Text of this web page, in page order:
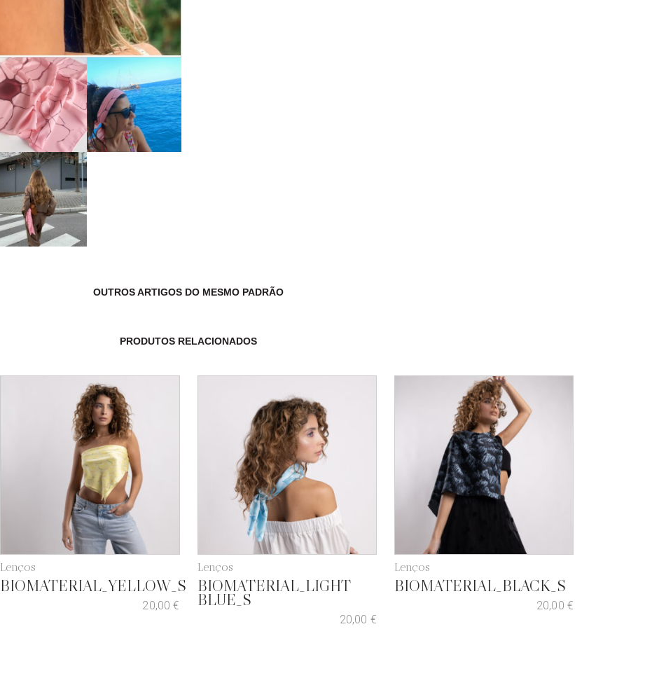
OUTROS ARTIGOS DO MESMO PADRÃO
PRODUTOS RELACIONADOS
Lenços
BIOMATERIAL_YELLOW_S
20,00€
Lenços
BIOMATERIAL_LIGHT
BLUE_S
20,00 €
Lenços
BIOMATERIAL_BLACK_S
20,00 €